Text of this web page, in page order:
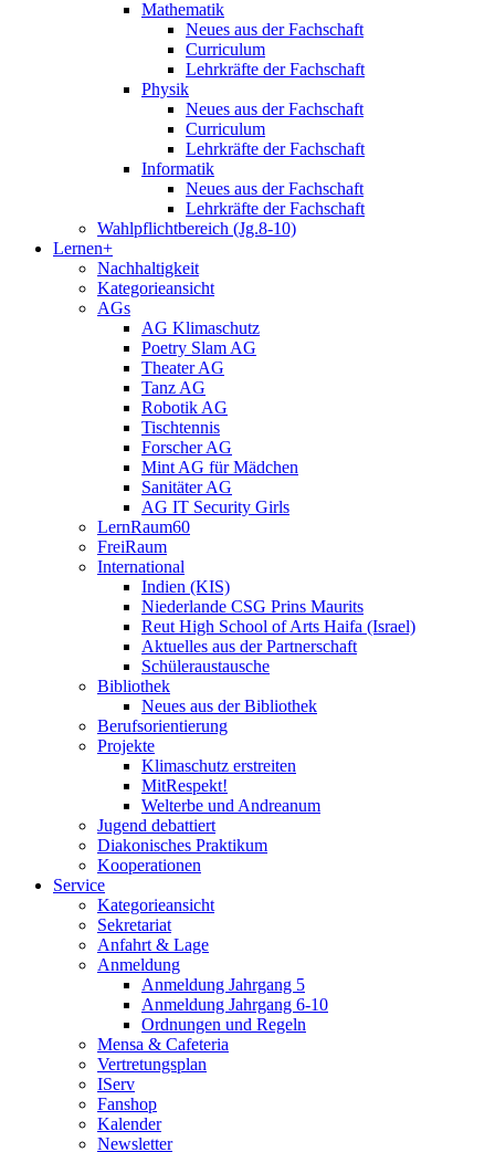
Mathematik
Neues aus der Fachschaft
Curriculum
Lehrkräfte der Fachschaft
Physik
Neues aus der Fachschaft
Curriculum
Lehrkräfte der Fachschaft
Informatik
Neues aus der Fachschaft
Lehrkräfte der Fachschaft
Wahlpflichtbereich (Jg.8-10)
Lernen+
Nachhaltigkeit
Kategorieansicht
AGs
AG Klimaschutz
Poetry Slam AG
Theater AG
Tanz AG
Robotik AG
Tischtennis
Forscher AG
Mint AG für Mädchen
Sanitäter AG
AG IT Security Girls
LernRaum60
FreiRaum
International
Indien (KIS)
Niederlande CSG Prins Maurits
Reut High School of Arts Haifa (Israel)
Aktuelles aus der Partnerschaft
Schüleraustausche
Bibliothek
Neues aus der Bibliothek
Berufsorientierung
Projekte
Klimaschutz erstreiten
MitRespekt!
Welterbe und Andreanum
Jugend debattiert
Diakonisches Praktikum
Kooperationen
Service
Kategorieansicht
Sekretariat
Anfahrt & Lage
Anmeldung
Anmeldung Jahrgang 5
Anmeldung Jahrgang 6-10
Ordnungen und Regeln
Mensa & Cafeteria
Vertretungsplan
IServ
Fanshop
Kalender
Newsletter